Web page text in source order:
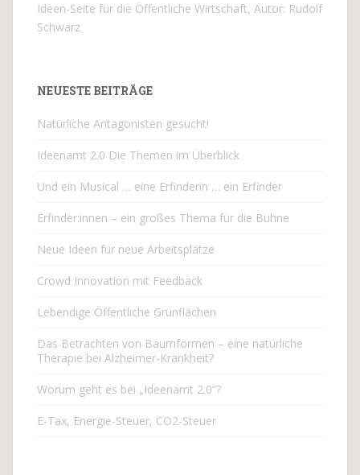
Ideen-Seite für die Öffentliche Wirtschaft, Autor: Rudolf
Schwarz
NEUESTE BEITRÄGE
Natürliche Antagonisten gesucht!
Ideenamt 2.0 Die Themen im Überblick
Und ein Musical … eine Erfinderin … ein Erfinder
Erfinder:innen – ein großes Thema für die Bühne
Neue Ideen für neue Arbeitsplätze
Crowd Innovation mit Feedback
Lebendige Öffentliche Grünflächen
Das Betrachten von Baumformen – eine natürliche
Therapie bei Alzheimer-Krankheit?
Worum geht es bei „Ideenamt 2.0“?
E-Tax, Energie-Steuer, CO2-Steuer